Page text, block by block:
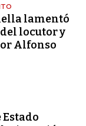
lamentó
locutor y
Alfonso
Estado